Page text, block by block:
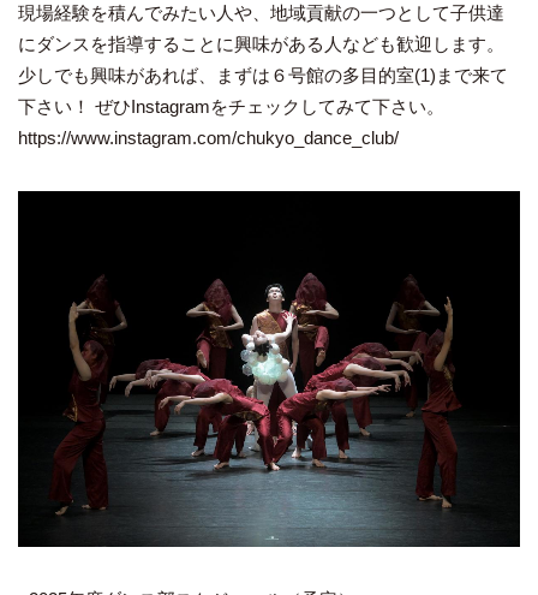
現場経験を積んでみたい人や、地域貢献の一つとして子供達
にダンスを指導することに興味がある人なども歓迎します。
少しでも興味があれば、まずは６号館の多目的室(1)まで来て
下さい！ ぜひInstagramをチェックしてみて下さい。
https://www.instagram.com/chukyo_dance_club/